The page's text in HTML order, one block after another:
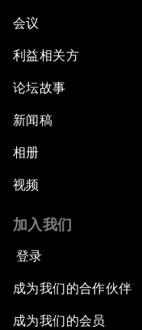
会议
利益相关方
论坛故事
新闻稿
相册
视频
加入我们
登录
成为我们的合作伙伴
成为我们的会员